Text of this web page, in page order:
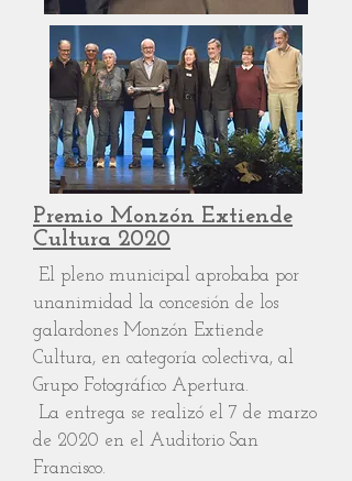
Premio Monzón Extiende
Cultura 2020
El pleno municipal aprobaba por
unanimidad la concesión de los
galardones Monzón Extiende
Cultura, en categoría colectiva, al
Grupo Fotográfico Apertura.
La entrega se realizó el 7 de marzo
de 2020 en el Auditorio San
Francisco.